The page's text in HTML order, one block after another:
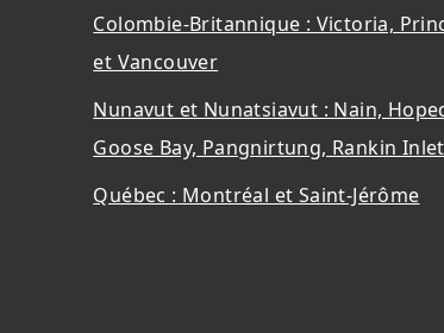
Colombie-Britannique : Victoria,
et Vancouver
Nunavut et Nunatsiavut : Nain,
Goose Bay, Pangnirtung, Rankin
Québec : Montréal et Saint-Jérôme